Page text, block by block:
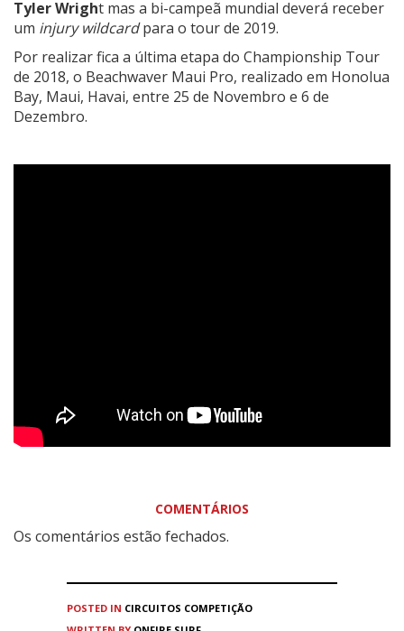
Tyler Wright mas a bi-campeã mundial deverá receber
um injury wildcardpara o tour de 2019.
Por realizar fica a última etapa do Championship Tour
de 2018, o Beachwaver Maui Pro, realizado em Honolua
Bay, Maui, Havai, entre 25 de Novembro e 6 de
Dezembro.
COMENTÁRIOS
Os comentários estão fechados.
POSTED IN CIRCUITOS COMPETIÇÃO